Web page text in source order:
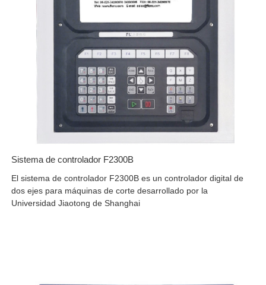
Sistema de controlador F2300B
El sistema de controlador F2300B es un controlador digital de
dos ejes para máquinas de corte desarrollado por la
Universidad Jiaotong de Shanghai